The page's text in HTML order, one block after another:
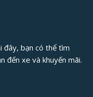
đây, bạn có thể tìm
đến xe và khuyến mãi.